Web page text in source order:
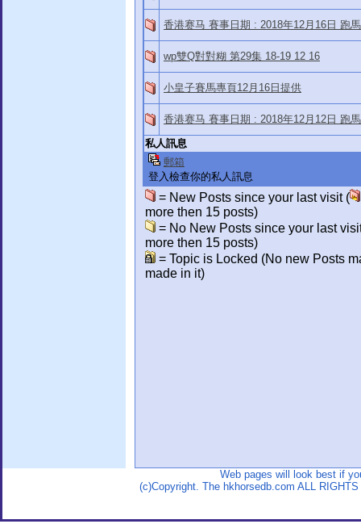
香港赛马 賽事日期 : 2018年12月16日 跑
wp雙Q對對糊 第29集 18-19 12 16
小皇子賽馬專頁12月16日提供
香港赛马 賽事日期 : 2018年12月12日 跑
私人訊息
郵箱
登入檢查你的私人訊息
= New Posts since your last visit (
more then 15 posts)
= No New Posts since your last
more then 15 posts)
= Topic is Locked (No new Posts
made in it)
Web pages will look best if
(c)Copyright. The hkhorsedb.com ALL